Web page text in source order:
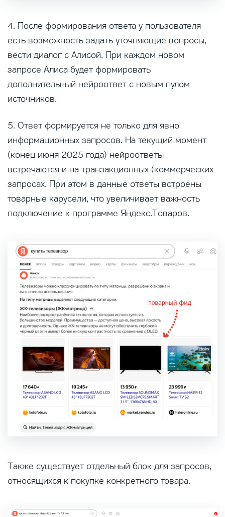
4. После формирования ответа у пользователя
есть возможность задать уточняющие вопросы,
вести диалог с Алисой. При каждом новом
запросе Алиса будет формировать
дополнительный нейроответ с новым пулом
источников.
5. Ответ формируется не только для явно
информационных запросов. На текущий момент
(конец июня 2025 года) нейроответы
встречаются и на транзакционных (коммерческих
запросах. При этом в данные ответы встроены
товарные карусели, что увеличивает важность
подключение к программе Яндекс.Товаров.
Также существует отдельный блок для запросов,
относящихся к покупке конкретного товара.